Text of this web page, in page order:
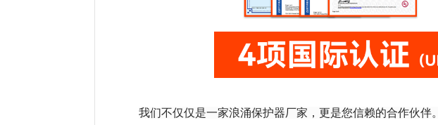
我们不仅仅是一家浪涌保护器厂家，更是您信赖的合作伙伴。